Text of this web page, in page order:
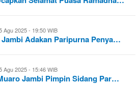
Agu 2025 - 19:50 WIB
Adakan Paripurna Penya…
Agu 2025 - 15:46 WIB
Jambi Pimpin Sidang Par…